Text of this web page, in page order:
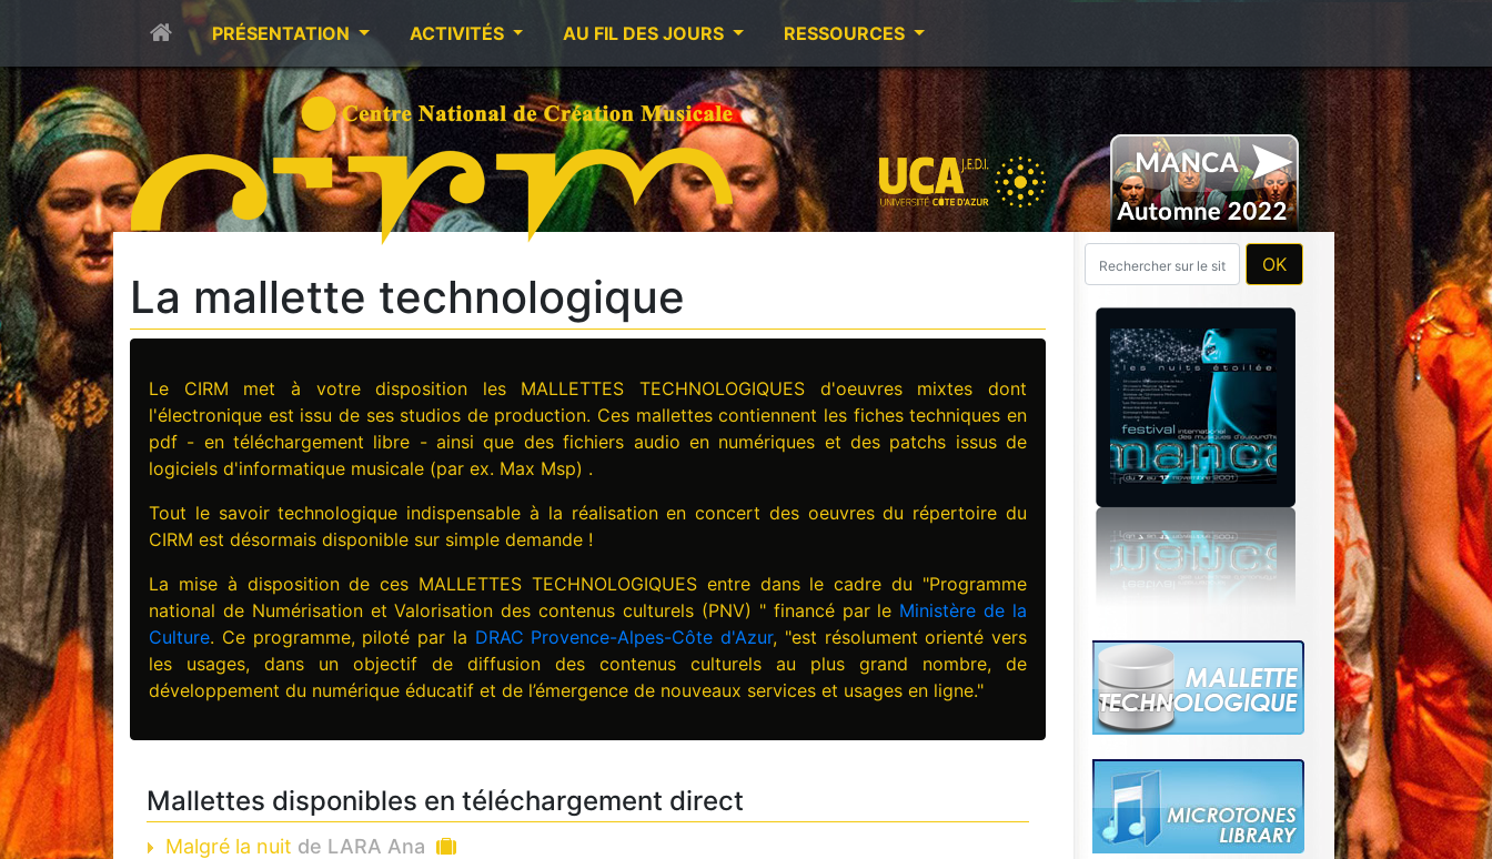
PRÉSENTATION ACTIVITÉS AU FIL DES JOURS RESSOURCES
La mallette technologique
Le CIRM met à votre disposition les MALLETTES TECHNOLOGIQUES d'oeuvres mixtes dont
l'électronique est issu de ses studios de production. Ces mallettes contiennent les fiches techniques en
pdf - en téléchargement libre - ainsi que des fichiers audio en numériques et des patchs issus de
logiciels d'informatique musicale (par ex. Max Msp) .
Tout le savoir technologique indispensable à la réalisation en concert des oeuvres du répertoire du
CIRM est désormais disponible sur simple demande !
La mise à disposition de ces MALLETTES TECHNOLOGIQUES entre dans le cadre du "Programme
national de Numérisation et Valorisation des contenus culturels (PNV) " financé par le Ministère de la
Culture. Ce programme, piloté par la DRAC Provence-Alpes-Côte d'Azur, "est résolument orienté vers
les usages, dans un objectif de diffusion des contenus culturels au plus grand nombre, de
développement du numérique éducatif et de l’émergence de nouveaux services et usages en ligne."
Mallettes disponibles en téléchargement direct
Malgré la nuit de LARA Ana